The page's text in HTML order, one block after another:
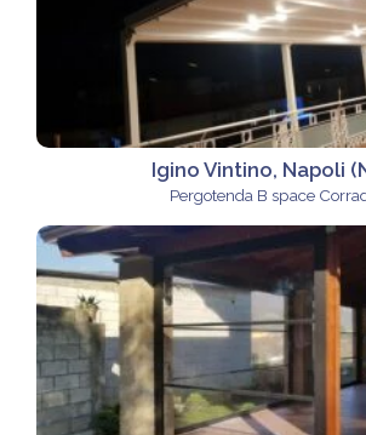
Igino Vintino, Napoli
Pergotenda B space